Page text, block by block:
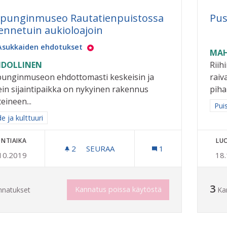
Rautatienpuistossa
aukioloajoin
ehdotukset
ehdottomasti keskeisin ja
sijaintipaikka on nykyinen rakennus
tulokset aihepiirin mukaan: Taide ja kulttuuri
ja kulttuuri
2 2 SEURAAJAA
SEURAA
KAUPUNGINMUSEO
1
Kannatus poissa käytöstä 3